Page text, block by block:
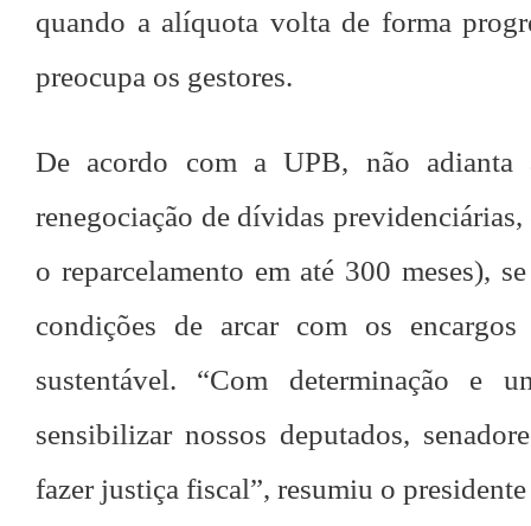
quando a alíquota volta de forma
preocupa os gestores.
De acordo com a UPB, não adianta
renegociação de dívidas
o reparcelamento em até 300 meses),
condições de arcar com os
sustentável. “Com determinação e
sensibilizar nossos deputados,
fazer justiça fiscal”, resumiu o